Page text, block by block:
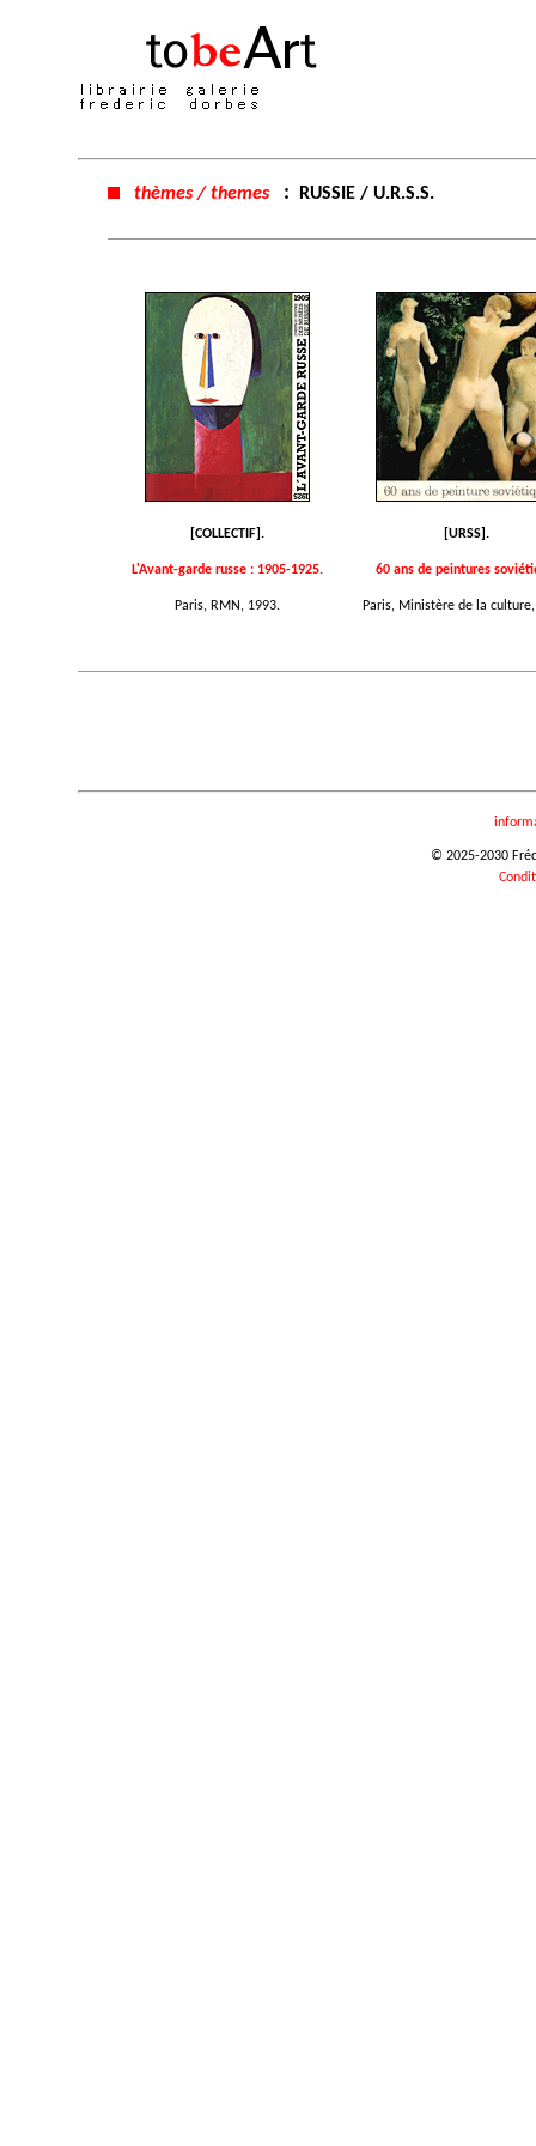
thèmes / themes: RUSSIE / U.R.S.S.
[COLLECTIF].
L'Avant-garde russe : 1905-1925.
Paris, RMN, 1993.
[URSS].
60 ans de peintures
Paris, Ministère de la
© 2025-2030